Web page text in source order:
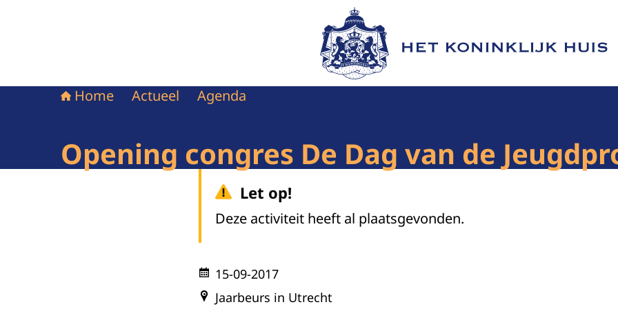
Naar de homepage van Het Koninklijk Huis
Home Actueel Agenda
Opening congres De Dag van de
Let op!
Deze activiteit heeft al plaatsgevonden.
15-09-2017
Jaarbeurs in Utrecht